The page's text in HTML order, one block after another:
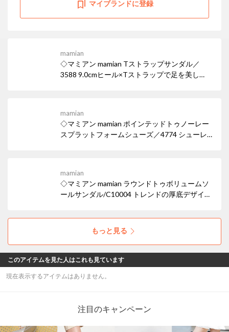
マイブランドに登録
mamian
◇マミアン mamian Tストラップサンダル／
3588 9.0cmヒール×Tストラップで足を美し
エアトゥでトレンド感も忘れずに。
mamian
◇マミアン mamian ポインテッドトゥノーレー
スプラットフォームシューズ／4774 シューレ
トゥ厚底ローファー。
mamian
◇マミアン mamian ラウンドトゥボリュームソ
ールサンダル/C10004 トレンドの厚底デザイン
も、オールブラックでまとめることで都会的な
モード感を演出しています。
もっと見る
このアイテムを見た人はこれも見ています
現在表示するアイテムはありません。
注目のキャンペーン